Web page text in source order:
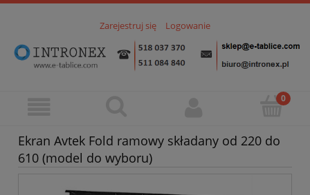
Zarejestruj się Logowanie
Ekran Avtek Fold ramowy składany od 220 do
610 (model do wyboru)